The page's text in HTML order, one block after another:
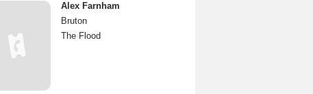
Alex Farnham
Bruton
The Flood